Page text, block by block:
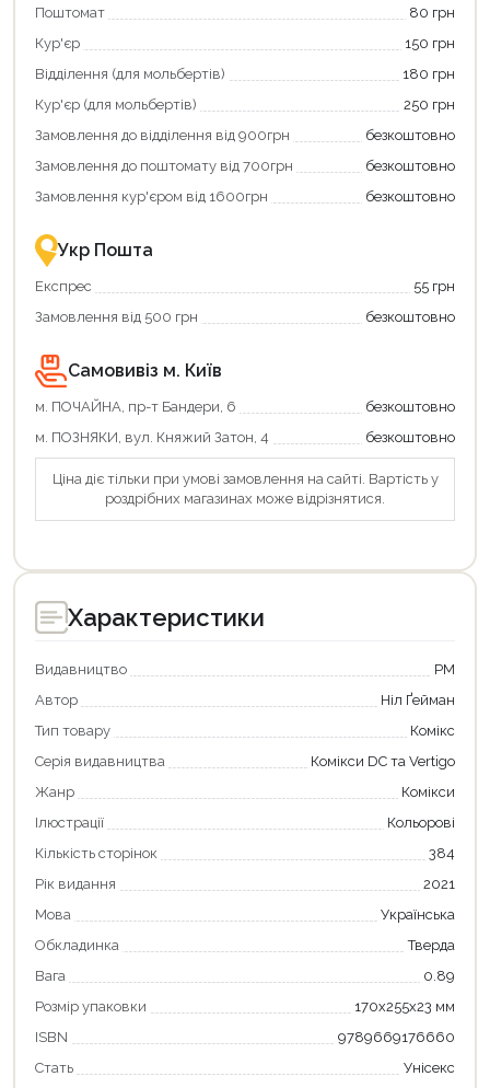
карту
щоб
зекономити
та
отримати
переваги!
картою
єКнига
–
зручно
та
Поштомат
80 грн
Кур'єр
150 грн
Відділення (для мольбертів)
180 грн
Кур'єр (для мольбертів)
250 грн
Замовлення до відділення від 900грн
безкоштовно
Замовлення до поштомату від 700грн
безкоштовно
Замовлення кур'єром від 1600грн
безкоштовно
Укр Пошта
Експрес
55 грн
Замовлення від 500 грн
безкоштовно
Самовивіз м. Київ
м. ПОЧАЙНА, пр-т Бандери, 6
безкоштовно
м. ПОЗНЯКИ, вул. Княжий Затон, 4
безкоштовно
Ціна діє тільки при умові замовлення на сайті. Вартість у
роздрібних магазинах може відрізнятися.
Характеристики
Видавництво
РМ
Автор
Ніл Ґейман
Тип товару
Комікс
Серія видавництва
Комікси DC та Vertigo
Жанр
Комікси
Ілюстрації
Кольорові
Кількість сторінок
384
Рік видання
2021
Мова
Українська
Обкладинка
Тверда
Вага
0.89
Розмір упаковки
170х255х23 мм
ISBN
9789669176660
Стать
Унісекс
Продовжити покупки
Оформити замовлення